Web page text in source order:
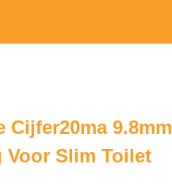
Cijfer20ma 9.8mm
Voor Slim Toilet